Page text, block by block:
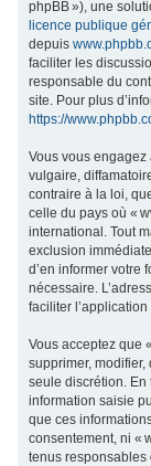
phpBB »), une
licence publique
depuis
faciliter les
responsable du
site. Pour plus
https://
Vous vous
vulgaire,
contraire à la loi,
celle du pays où «
international. Tout
exclusion
d’en informer votre
nécessaire.
faciliter
Vous acceptez que
supprimer,
seule discrétion. En
information saisie
que ces
consentement, ni «
tenus responsables